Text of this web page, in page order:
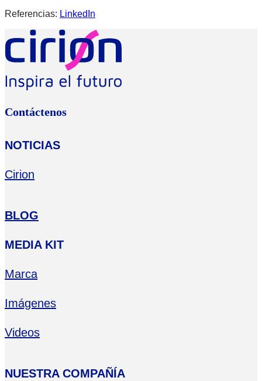
Referencias: LinkedIn
Contáctenos
NOTICIAS
Cirion
BLOG
MEDIA KIT
Marca
Imágenes
Videos
NUESTRA COMPAÑÍA